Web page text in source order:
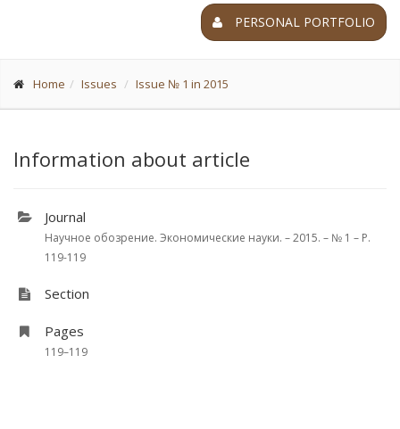
PERSONAL PORTFOLIO
Home Issues Issue № 1 in 2015
Information about article
Journal
Научное обозрение. Экономические науки. – 2015. – № 1 – P.
119-119
Section
Pages
119–119